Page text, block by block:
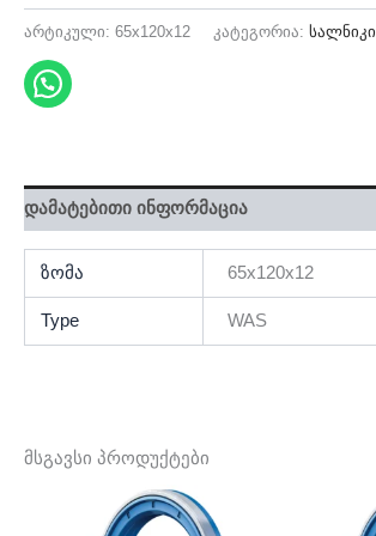
არტიკული: 65x120x12 კატეგორია: სალნიკი
დამატებითი ინფორმაცია
ზომა 65x120x12
Type WAS
მსგავსი პროდუქტები